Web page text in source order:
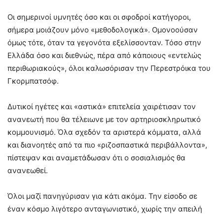
Οι σημερινοί υμνητές όσο και οι σφοδροί κατήγοροι,
σήμερα μοιάζουν μόνο «μεθοδολογικά». Ομονοούσαν
όμως τότε, όταν τα γεγονότα εξελίσσονταν. Τόσο στην
Ελλάδα όσο και διεθνώς, πέρα από κάποιους «εντελώς
περιθωριακούς», όλοι καλωσόρισαν την Περεστρόικα του
Γκορμπατσόφ.
Δυτικοί ηγέτες και «αστικά» επιτελεία χαιρέτισαν τον
ανανεωτή που θα τέλειωνε με τον αρτηριοσκληρωτικό
κομμουνισμό. Όλα σχεδόν τα αριστερά κόμματα, αλλά
και διανοητές από τα πιο «ριζοσπαστικά περιβάλλοντα»,
πίστεψαν και αναμετάδωσαν ότι ο σοσιαλισμός θα
ανανεωθεί.
Όλοι μαζί πανηγύρισαν για κάτι ακόμα. Την είσοδο σε
έναν κόσμο λιγότερο ανταγωνιστικό, χωρίς την απειλή